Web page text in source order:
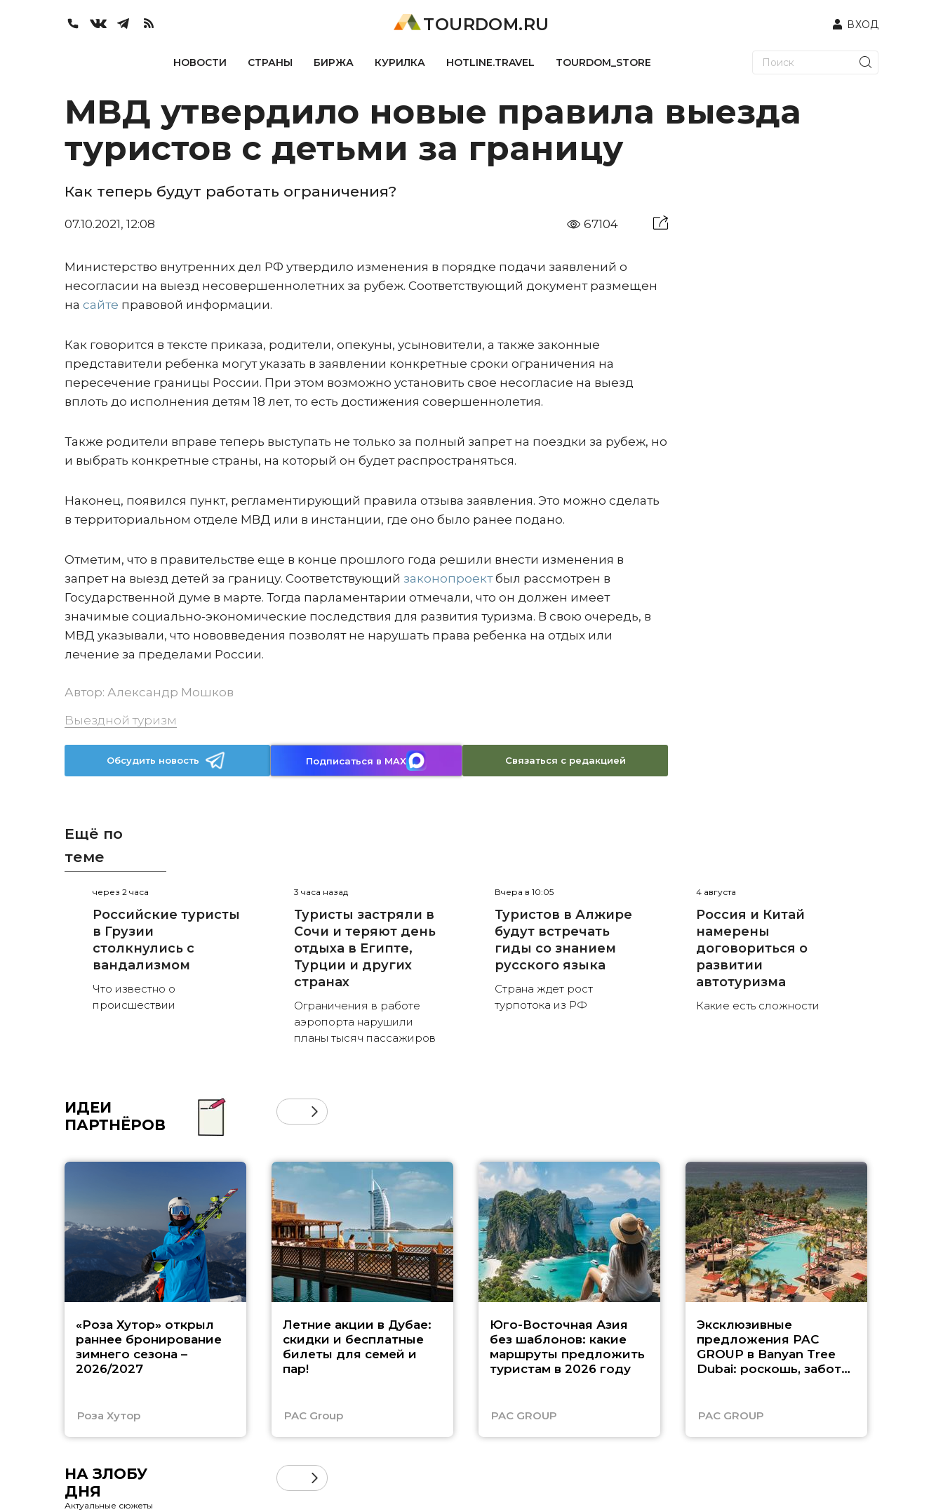
TOURDOM.RU ВХОД
НОВОСТИ СТРАНЫ БИРЖА КУРИЛКА HOTLINE.TRAVEL TOURDOM_STORE
МВД утвердило новые правила выезда
туристов с детьми за границу
Как теперь будут работать ограничения?
07.10.2021, 12:08 67104
Министерство внутренних дел РФ утвердило изменения в порядке подачи заявлений о
несогласии на выезд несовершеннолетних за рубеж. Соответствующий документ размещен
на сайте правовой информации.
Как говорится в тексте приказа, родители, опекуны, усыновители, а также законные
представители ребенка могут указать в заявлении конкретные сроки ограничения на
пересечение границы России. При этом возможно установить свое несогласие на выезд
вплоть до исполнения детям 18 лет, то есть достижения совершеннолетия.
Также родители вправе теперь выступать не только за полный запрет на поездки за рубеж, но
и выбрать конкретные страны, на который он будет распространяться.
Наконец, появился пункт, регламентирующий правила отзыва заявления. Это можно сделать
в территориальном отделе МВД или в инстанции, где оно было ранее подано.
Отметим, что в правительстве еще в конце прошлого года решили внести изменения в
запрет на выезд детей за границу. Соответствующий законопроектбыл рассмотрен в
Государственной думе в марте. Тогда парламентарии отмечали, что он должен имеет
значимые социально-экономические последствия для развития туризма. В свою очередь, в
МВД указывали, что нововведения позволят не нарушать права ребенка на отдых или
лечение за пределами России.
Автор: Александр Мошков
Выездной туризм
Обсудить новость Подписаться в MAX Связаться с редакцией
Ещё по
теме
через 2 часа
Российские туристы
в Грузии
столкнулись с
вандализмом
Что известно о
происшествии
3 часа назад
Туристы застряли в
Сочи и теряют день
отдыха в Египте,
Турции и других
странах
Ограничения в работе
аэропорта нарушили
планы тысяч пассажиров
Вчера в 10:05
Туристов в Алжире
будут встречать
гиды со знанием
русского языка
Страна ждет рост
турпотока из РФ
4 августа
Россия и Китай
намерены
договориться о
развитии
автотуризма
Какие есть сложности
ИДЕИ
ПАРТНЁРОВ
«Роза Хутор» открыл
раннее бронирование
зимнего сезона –
2026/2027
Роза Хутор
Летние акции в Дубае:
скидки и бесплатные
билеты для семей и
пар!
PAC Group
Юго-Восточная Азия
без шаблонов: какие
маршруты предложить
туристам в 2026 году
PAC GROUP
Эксклюзивные
предложения PAC
GROUP в Banyan Tree
Dubai: роскошь, забота
PAC GROUP
НА ЗЛОБУ
ДНЯ
Актуальные сюжеты